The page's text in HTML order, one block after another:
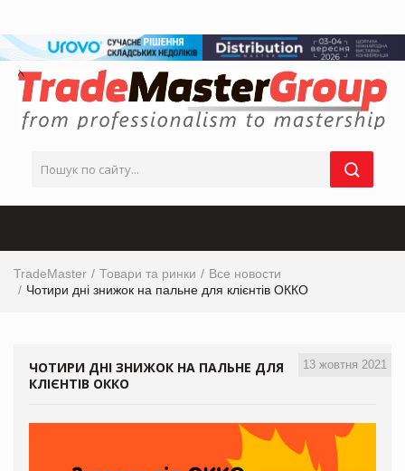
TradeMaster Товари та ринки
Все новости
Чотири дні знижок на пальне для клієнтів ОККО
13 жовтня 2021
ЧОТИРИ ДНІ ЗНИЖОК НА ПАЛЬНЕ ДЛЯ
КЛІЄНТІВ ОККО